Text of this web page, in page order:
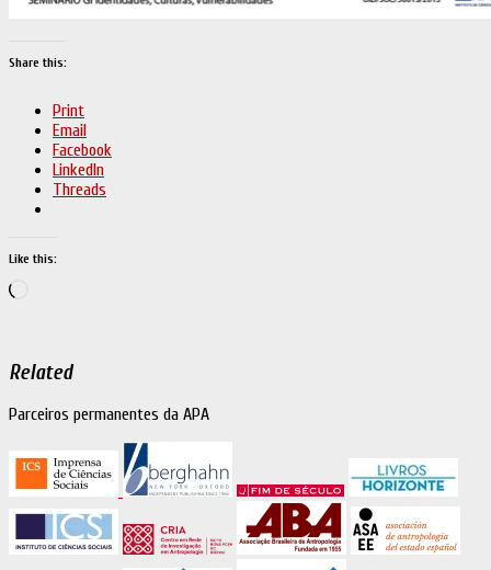
Share this:
Print
Email
Facebook
LinkedIn
Threads
Like this:
Related
Parceiros permanentes da APA